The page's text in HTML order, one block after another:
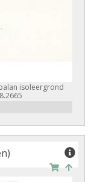
isoleergrond